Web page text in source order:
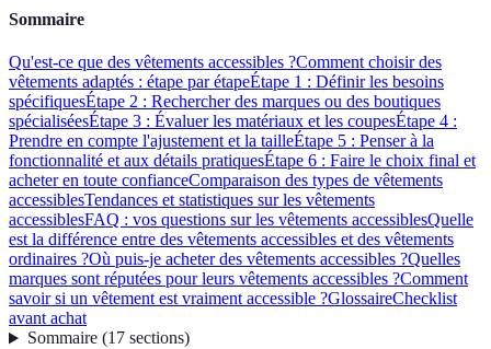
Sommaire
Qu'est-ce que des vêtements accessibles ?Comment choisir des
vêtements adaptés : étape par étapeÉtape 1 : Définir les besoins
spécifiquesÉtape 2 : Rechercher des marques ou des boutiques
spécialiséesÉtape 3 : Évaluer les matériaux et les coupesÉtape 4 :
Prendre en compte l'ajustement et la tailleÉtape 5 : Penser à la
fonctionnalité et aux détails pratiquesÉtape 6 : Faire le choix final et
acheter en toute confianceComparaison des types de vêtements
accessiblesTendances et statistiques sur les vêtements
accessiblesFAQ : vos questions sur les vêtements accessiblesQuelle
est la différence entre des vêtements accessibles et des vêtements
ordinaires ?Où puis-je acheter des vêtements accessibles ?Quelles
marques sont réputées pour leurs vêtements accessibles ?Comment
savoir si un vêtement est vraiment accessible ?GlossaireChecklist
avant achat
Sommaire(17 sections)